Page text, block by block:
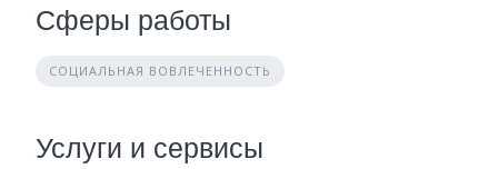
Сферы работы
СОЦИАЛЬНАЯ ВОВЛЕЧЕННОСТЬ
Услуги и сервисы